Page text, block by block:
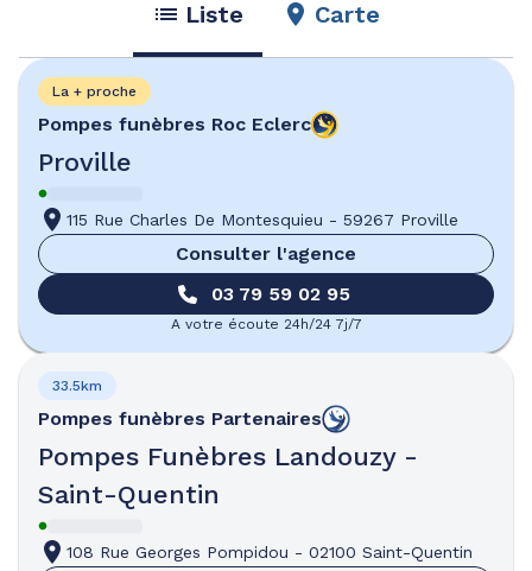
Liste Carte
Pompes funèbres Roc Eclerc
Proville
La + proche
115 Rue Charles De Montesquieu - 59267 Proville
Consulter l'agence
03 79 59 02 95
A votre écoute 24h/24 7j/7
Pompes funèbres Partenaires
Pompes Funèbres Landouzy -
Saint-Quentin
33.5km
108 Rue Georges Pompidou - 02100 Saint-Quentin